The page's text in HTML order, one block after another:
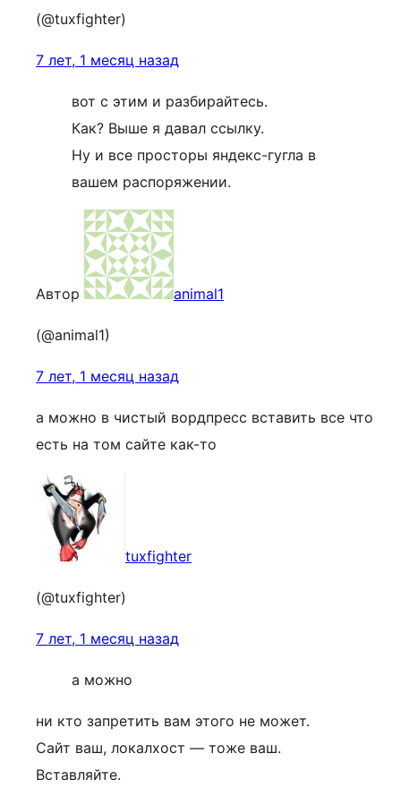
(@tuxfighter)
7 лет, 1 месяц назад
вот с этим и разбирайтесь.
Как? Выше я давал ссылку.
Ну и все просторы яндекс-гугла в
вашем распоряжении.
Автор animal1
(@animal1)
7 лет, 1 месяц назад
а можно в чистый вордпресс вставить все что
есть на том сайте как-то
tuxfighter
(@tuxfighter)
7 лет, 1 месяц назад
а можно
ни кто запретить вам этого не может.
Сайт ваш, локалхост — тоже ваш.
Вставляйте.